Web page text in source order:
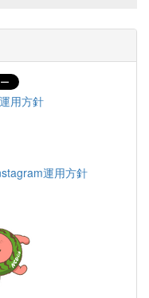
用方針
運用方針